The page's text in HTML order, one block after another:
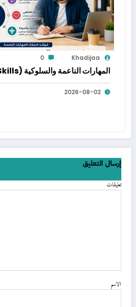
Khadijaa
0
المهارات الناعمة والسلوكية (Soft Skills)
2026-08-02
إرسال التعليق
تعليقات
الاسم